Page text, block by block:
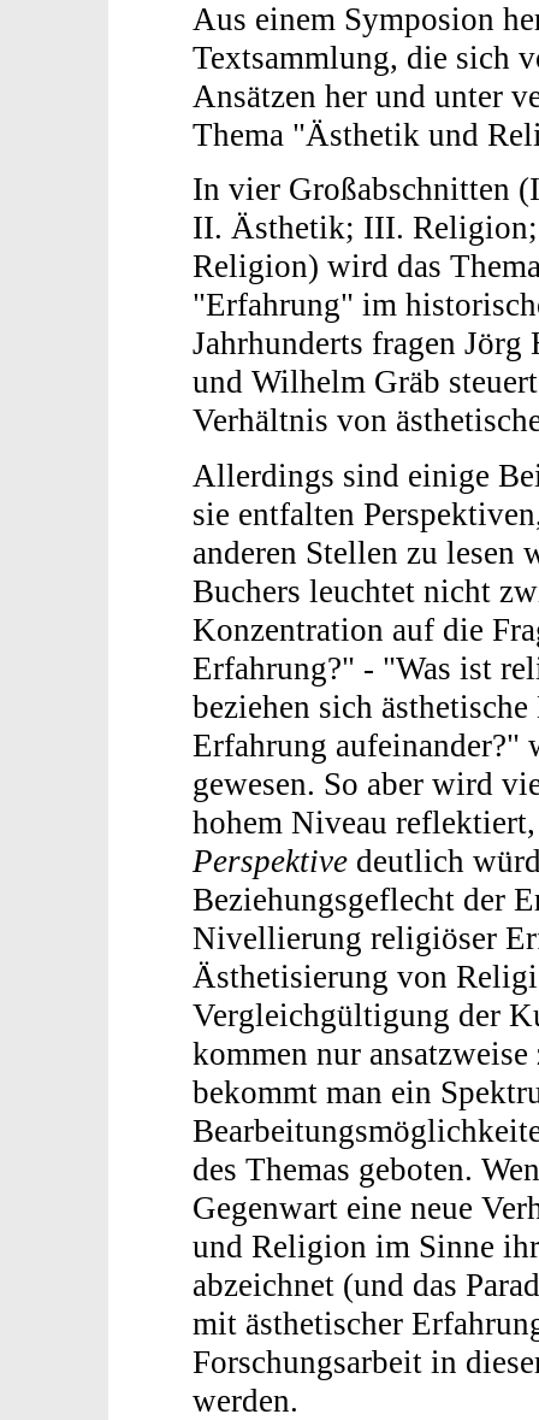
Aus einem Symposion
Textsammlung, die sich
Ansätzen her und unter
Thema "Ästhetik und
In vier Großabschnitten
II. Ästhetik; III.
Religion) wird das
"Erfahrung" im
Jahrhunderts fragen
und Wilhelm Gräb
Verhältnis von
Allerdings sind einige
sie entfalten
anderen Stellen zu lesen
Buchers leuchtet nicht
Konzentration auf die
Erfahrung?" - "Was ist
beziehen sich
Erfahrung aufeinander?"
gewesen. So aber wird
hohem Niveau
Perspektive deutlich
Beziehungsgeflecht der
Nivellierung religiöser
Ästhetisierung von
Vergleichgültigung der
kommen nur
bekommt man ein
des Themas geboten.
Gegenwart eine neue
und Religion im Sinne
abzeichnet (und das
mit ästhetischer
Forschungsarbeit in
werden.